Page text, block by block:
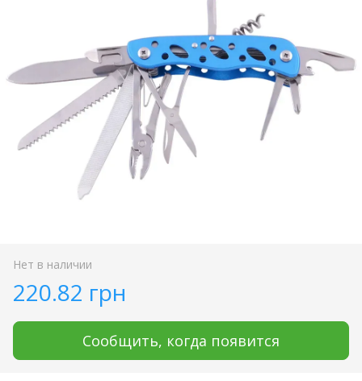
Нет в наличии
220.82 грн
Сообщить, когда появится